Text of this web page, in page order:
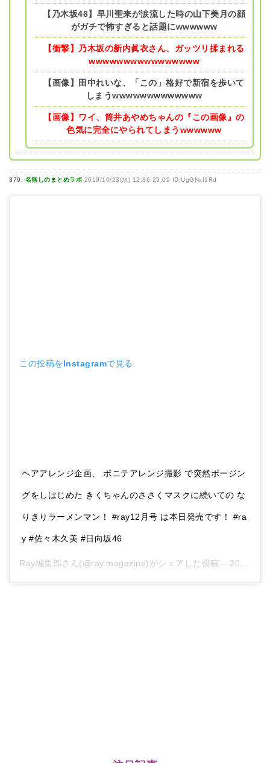
【乃木坂46】早川聖来が涙流した時の山下美月の顔
がガチで怖すぎると話題にwwwwww
【衝撃】乃木坂の新内眞衣さん、ガッツリ揉まれる
wwwwwwwwwwwwwwww
【画像】田中れいな、「この」格好で新宿を歩いて
しまうwwwwwwwwwwwww
【画像】ワイ、筒井あやめちゃんの『この画像』の
色気に完全にやられてしまうwwwwww
379: 名無しのまとめラボ 2019/10/23(水) 12:36:29.09 ID:UgGNxf1Rd
この投稿をInstagramで見る
ヘアアレンジ企画、 ポニテアレンジ撮影 で突然ポージン
グをしはじめた きくちゃんのささくマスクに続いての な
りきりラーメンマン！ #ray12月号 は本日発売です！ #ra
y #佐々木久美 #日向坂46
Ray編集部さん(@ray.magazine)がシェアした投稿 – 2019年10月月22日午後7時01分PDT